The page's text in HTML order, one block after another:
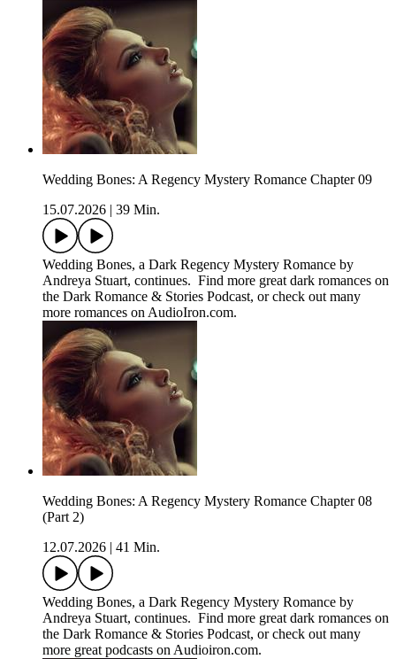
Wedding Bones: A Regency Mystery Romance Chapter 09
15.07.2026
39 Min.
Wedding Bones, a Dark Regency Mystery Romance by
Andreya Stuart, continues. Find more great dark romances on
the Dark Romance & Stories Podcast, or check out many
more romances on AudioIron.com.
Wedding Bones: A Regency Mystery Romance Chapter 08
(Part 2)
12.07.2026
41 Min.
Wedding Bones, a Dark Regency Mystery Romance by
Andreya Stuart, continues. Find more great dark romances on
the Dark Romance & Stories Podcast, or check out many
more great podcasts on Audioiron.com.